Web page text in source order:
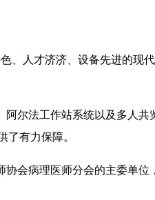
、人才济济、设备先进的现
尔法工作站系统以及多人
有力保障。
会病理医师分会的主委单